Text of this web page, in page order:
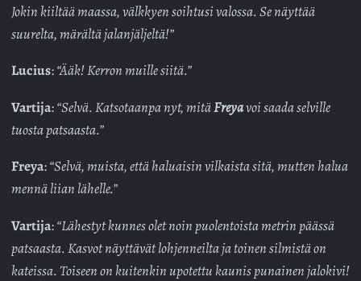
Jokin kiiltää maassa, välkkyen soihtusi valossa. Se näyttää
suurelta, märältä jalanjäljeltä!”
Lucius:“Ääk! Kerron muille siitä.”
Vartija:“Selvä. Katsotaanpa nyt, mitäFreyavoi saada selville
tuosta patsaasta.”
Freya:“Selvä, muista, että haluaisin vilkaista sitä, mutten halua
mennä liian lähelle.”
Vartija:“Lähestyt kunnes olet noin puolentoista metrin päässä
patsaasta. Kasvot näyttävät lohjenneilta ja toinen silmistä on
kateissa. Toiseen on kuitenkin upotettu kaunis punainen jalokivi!